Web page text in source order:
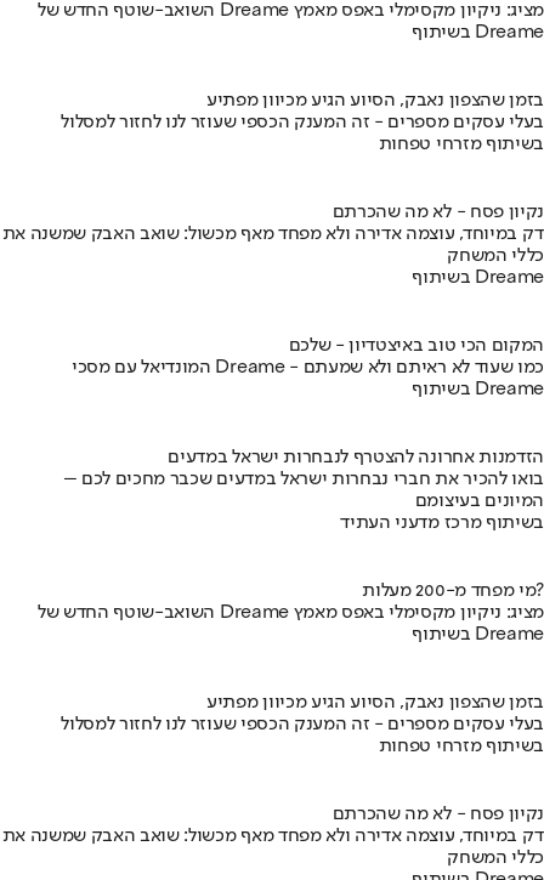
השואב-שוטף החדש של Dreame מציג: ניקיון מקסימלי באפס מאמץ
בשיתוף Dreame
בזמן שהצפון נאבק, הסיוע הגיע מכיוון מפתיע
בעלי עסקים מספרים - זה המענק הכספי שעוזר לנו לחזור למסלול
בשיתוף מזרחי טפחות
נקיון פסח - לא מה שהכרתם
דק במיוחד, עוצמה אדירה ולא מפחד מאף מכשול: שואב האבק שמשנה את
כללי המשחק
בשיתוף Dreame
המקום הכי טוב באיצטדיון - שלכם
המונדיאל עם מסכי Dreame - כמו שעוד לא ראיתם ולא שמעתם
בשיתוף Dreame
הזדמנות אחרונה להצטרף לנבחרות ישראל במדעים
בואו להכיר את חברי נבחרות ישראל במדעים שכבר מחכים לכם –
המיונים בעיצומם
בשיתוף מרכז מדעני העתיד
מי מפחד מ-200 מעלות?
השואב-שוטף החדש של Dreame מציג: ניקיון מקסימלי באפס מאמץ
בשיתוף Dreame
בזמן שהצפון נאבק, הסיוע הגיע מכיוון מפתיע
בעלי עסקים מספרים - זה המענק הכספי שעוזר לנו לחזור למסלול
בשיתוף מזרחי טפחות
נקיון פסח - לא מה שהכרתם
דק במיוחד, עוצמה אדירה ולא מפחד מאף מכשול: שואב האבק שמשנה את
כללי המשחק